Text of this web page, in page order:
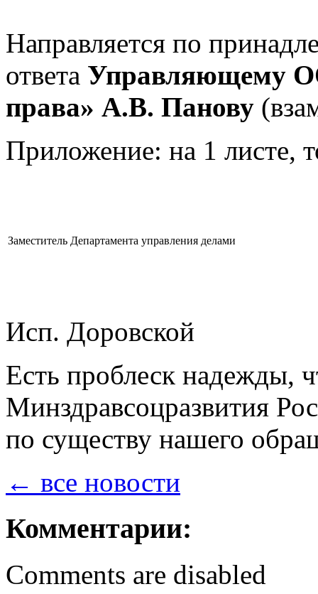
Направляется по
ответа Управляющему
права» А.В. Панову
Приложение: на 1 листе,
Заместитель Департамента управления делами
Исп. Доровской
Есть проблеск надежды,
Минздравсоцразвития
по существу нашего
← все новости
Комментарии:
Comments are disabled